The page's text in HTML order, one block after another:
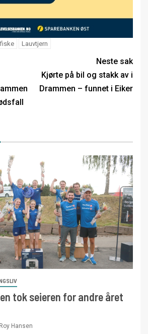
Lauvtjern
Neste sak
Kjørte på bil og stakk av i
Drammen – funnet i Eiker
tok seieren for andre året
Roy Hansen